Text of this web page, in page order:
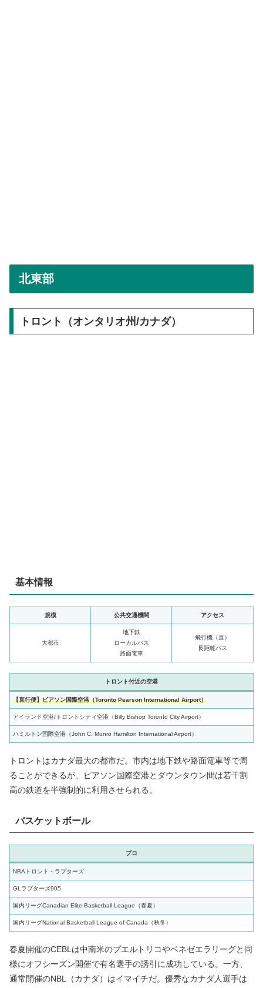
北東部
トロント（オンタリオ州/カナダ）
基本情報
規模 公共交通機関 アクセス
大都市
地下鉄
ローカルバス
路面電車
飛行機（直）
長距離バス
トロント付近の空港
【直行便】ピアソン国際空港（Toronto Pearson International Airport）
アイランド空港/トロントシティ空港（Billy Bishop Toronto City Airport）
ハミルトン国際空港（John C. Munro Hamilton International Airport）
トロントはカナダ最大の都市だ。市内は地下鉄や路面電車等で周
ることができるが、ピアソン国際空港とダウンタウン間は若干割
高の鉄道を半強制的に利用させられる。
バスケットボール
プロ
NBAトロント・ラプターズ
GLラプターズ905
国内リーグCanadian Elite Basketball League（春夏）
国内リーグNational Basketball League of Canada（秋冬）
春夏開催のCEBLは中南米のプエルトリコやベネゼエラリーグと同
様にオフシーズン開催で有名選手の誘引に成功している。一方、
通常開催のNBL（カナダ）はイマイチだ。優秀なカナダ人選手は